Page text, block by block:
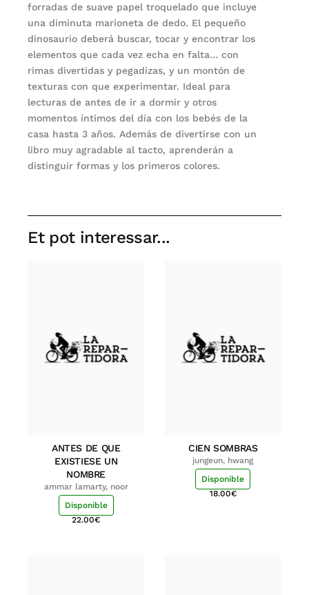
forradas de suave papel troquelado que incluye
una diminuta marioneta de dedo. El pequeño
dinosaurio deberá buscar, tocar y encontrar los
elementos que cada vez echa en falta… con
rimas divertidas y pegadizas, y un montón de
texturas con que experimentar. Ideal para
lecturas de antes de ir a dormir y otros
momentos íntimos del día con los bebés de la
casa hasta 3 años. Además de divertirse con un
libro muy agradable al tacto, aprenderán a
distinguir formas y los primeros colores.
Et pot interessar...
ANTES DE QUE
EXISTIESE UN
NOMBRE
ammar lamarty, noor
Disponible
22.00€
CIEN SOMBRAS
jungeun, hwang
Disponible
18.00€